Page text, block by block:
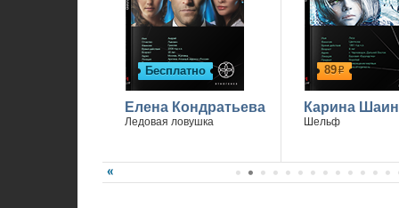
Бесплатно
Елена Кондратьева
Ледовая ловушка
89р
Карина
Шельф